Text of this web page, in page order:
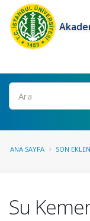
Ara
ANA SAYFA SON
Su